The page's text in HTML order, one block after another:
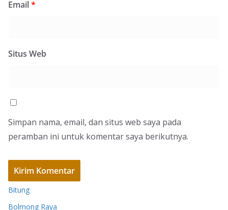
Email*
Situs Web
Simpan nama, email, dan situs web saya pada
peramban ini untuk komentar saya berikutnya.
Bitung
Bolmong Raya